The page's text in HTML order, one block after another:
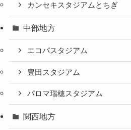
カンセキスタジアムとちぎ
中部地方
エコパスタジアム
豊田スタジアム
パロマ瑞穂スタジアム
関西地方